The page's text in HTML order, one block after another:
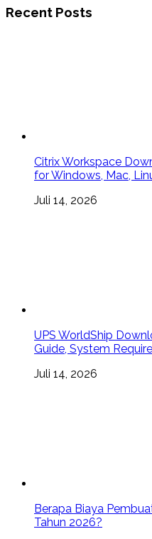
Recent Posts
Citrix Workspace
for Windows, Mac,
Juli 14, 2026
UPS WorldShip
Guide, System
Juli 14, 2026
Berapa Biaya
Tahun 2026?